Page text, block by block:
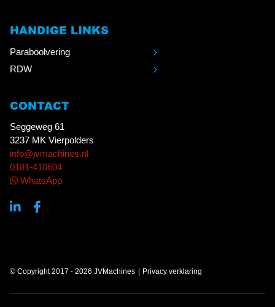
HANDIGE LINKS
Paraboolvering
RDW
CONTACT
Seggeweg 61
3237 MK Vierpolders
info@jvmachines.nl
0181-410604
WhatsApp
© Copyright 2017 - 2026 JVMachines Privacy verklaring